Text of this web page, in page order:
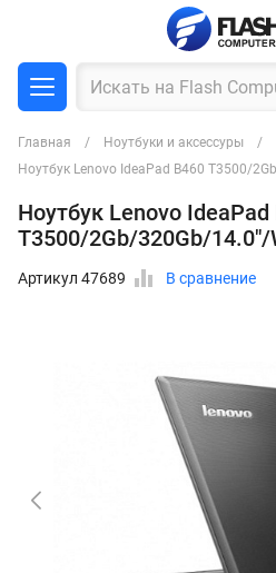
Главная Ноутбуки и аксессуры
Ноутбук Lenovo IdeaPad B460 T3500/
Ноутбук Lenovo IdeaPad
T3500/2Gb/320Gb/
Артикул 47689 В сравнение